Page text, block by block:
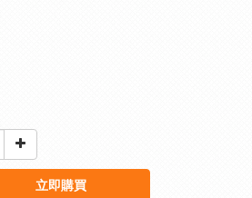
立即購買